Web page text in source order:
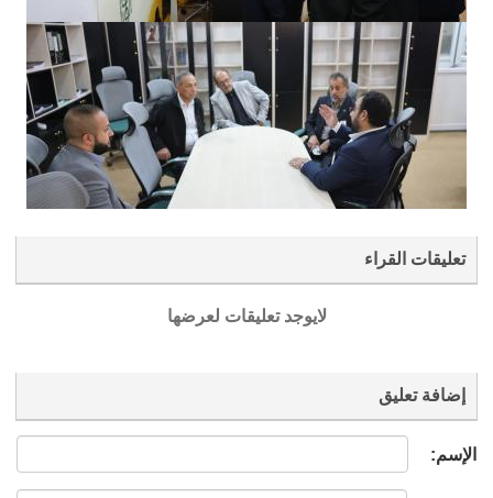
تعليقات القراء
لايوجد تعليقات لعرضها
إضافة تعليق
الإسم: